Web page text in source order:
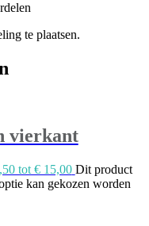
te plaatsen.
vierkant
tot € 15,00 Dit product
kan gekozen worden